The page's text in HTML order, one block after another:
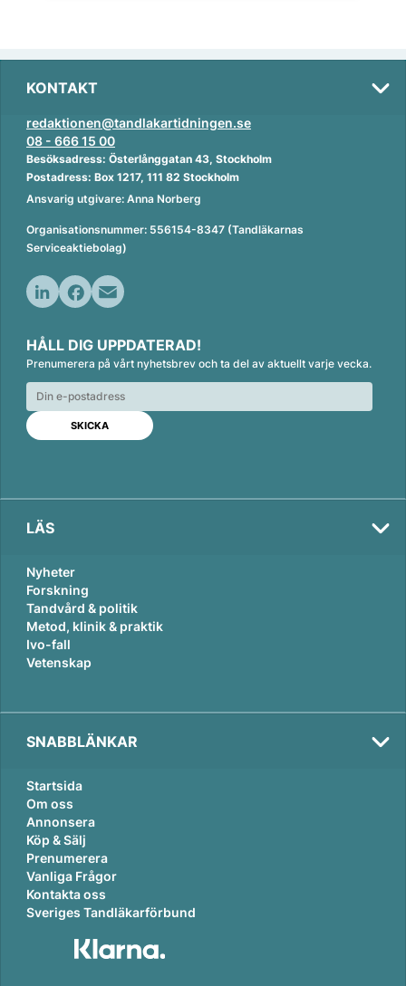
KONTAKT
redaktionen@tandlakartidningen.se
08 - 666 15 00
Besöksadress: Österlånggatan 43, Stockholm
Postadress: Box 1217, 111 82 Stockholm
Ansvarig utgivare: Anna Norberg
Organisationsnummer: 556154-8347 (Tandläkarnas
Serviceaktiebolag)
n
k
e
d
n
c
e
b
o
o
k
a
i
l
HÅLL DIG UPPDATERAD!
Prenumerera på vårt nyhetsbrev och ta del av aktuellt varje vecka.
LÄS
Nyheter
Forskning
Tandvård & politik
Metod, klinik & praktik
Ivo-fall
Vetenskap
SNABBLÄNKAR
Startsida
Om oss
Annonsera
Köp & Sälj
Prenumerera
Vanliga Frågor
Kontakta oss
Sveriges Tandläkarförbund